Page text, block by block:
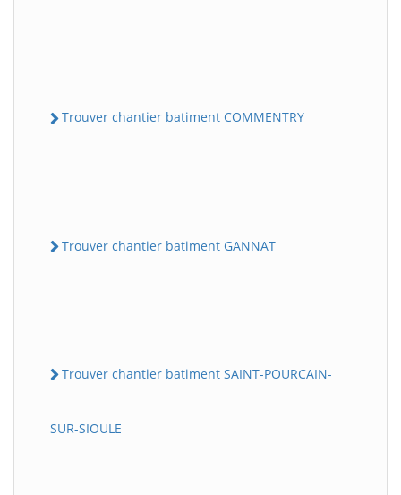
Trouver chantier batiment COMMENTRY
Trouver chantier batiment GANNAT
Trouver chantier batiment SAINT-POURCAIN-
SUR-SIOULE